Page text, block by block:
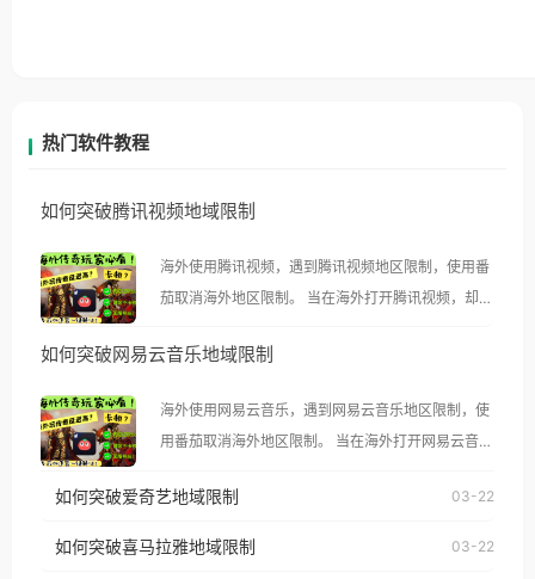
热门软件教程
如何突破腾讯视频地域限制
海外使用腾讯视频，遇到腾讯视频地区限制，使用番
茄取消海外地区限制。 当在海外打开腾讯视频，却突
示语。 海外用户如香港、澳门、台湾、美国、加拿
像其他音乐平台一样，出现地区及版权限制问题，且
仅能在中国大陆地区播放。 遇到这个问题的朋友们，
使用番茄回国加速器，即可解决「海外用户收听腾讯
台湾、美国、加拿大、澳大利亚、欧洲等国家和地区
如何突破网易云音乐地域限制
海外使用网易云音乐，遇到网易云音乐地区限制，使
用番茄取消海外地区限制。 当在海外打开网易云音
播放”的提示语。 海外用户如香港、澳门、台湾、美
国、加拿大、澳大利亚、欧洲等国家和地区时，网易
如何突破爱奇艺地域限制 03-22
如何突破喜马拉雅地域限制 03-22